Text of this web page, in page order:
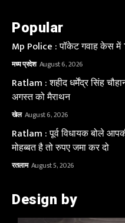
Popular
Mp Police : पॉकेट गवाह केस में
मध्य प्रदेश August 6, 2026
Ratlam : शहीद धर्मेंद्र सिंह
अगस्त को मैराथन
खेल August 6, 2026
Ratlam : पूर्व विधायक बोले
मोहब्बत है तो रुपए जमा कर दो
रतलाम August 5, 2026
Design by